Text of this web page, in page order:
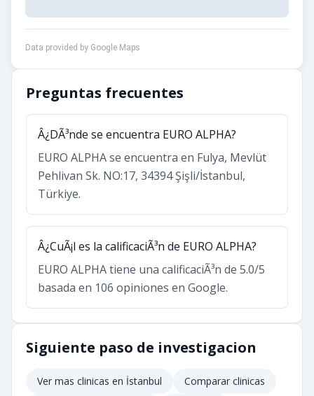
Data provided by Google Maps
Preguntas frecuentes
Â¿DÃ³nde se encuentra EURO ALPHA?
EURO ALPHA se encuentra en Fulya, Mevlüt
Pehlivan Sk. NO:17, 34394 Şişli/İstanbul,
Türkiye.
Â¿CuÃ¡l es la calificaciÃ³n de EURO ALPHA?
EURO ALPHA tiene una calificaciÃ³n de 5.0/5
basada en 106 opiniones en Google.
Siguiente paso de investigacion
Ver mas clinicas en İstanbul
Comparar clinicas